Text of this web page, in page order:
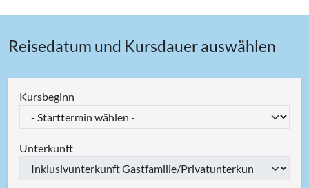
Reisedatum und Kursdauer auswählen
Kursbeginn
Unterkunft